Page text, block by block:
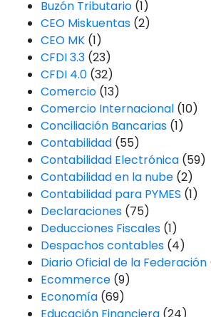
Buzón Tributario(1)
CEO Miskuentas(2)
CEO MK(1)
CFDI 3.3(23)
CFDI 4.0(32)
Comercio(13)
Comercio Internacional(10)
Conciliación Bancarias(1)
Contabilidad(55)
Contabilidad Electrónica(59)
Contabilidad en la nube(2)
Contabilidad para PYMES (1)
Declaraciones(75)
Deducciones Fiscales(1)
Despachos contables(4)
Diario Oficial de la Federación
Ecommerce(9)
Economía(69)